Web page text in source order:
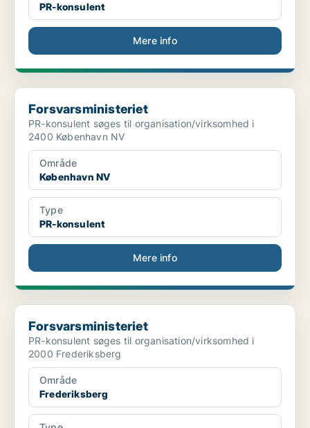
PR-konsulent
Mere info
Forsvarsministeriet
Forsvarsministeriet
PR-konsulent søges til organisation/virksomhed i
2400 København NV
Område
København NV
Type
PR-konsulent
Mere info
Forsvarsministeriet
Forsvarsministeriet
PR-konsulent søges til organisation/virksomhed i
2000 Frederiksberg
Område
Frederiksberg